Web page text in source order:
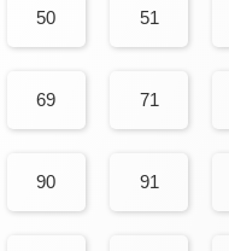
50 51
69 71
90 91